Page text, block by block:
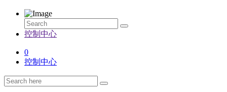
控制中心
0
控制中心